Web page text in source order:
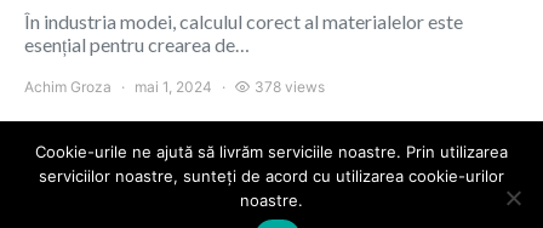
În industria modei, calculul corect al materialelor este
esențial pentru crearea de…
Achim Groza mai 1, 2024 378 views
Colours of Cluj
Cookie-urile ne ajută să livrăm serviciile noastre. Prin utilizarea
serviciilor noastre, sunteți de acord cu utilizarea cookie-urilor
noastre.